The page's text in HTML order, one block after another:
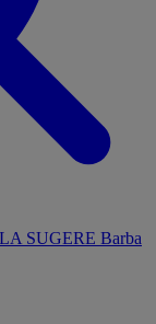
SUGERE Barba